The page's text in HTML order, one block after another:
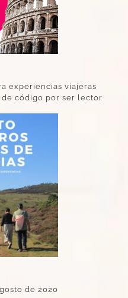
experiencias viajeras
código por ser lector
de 2020